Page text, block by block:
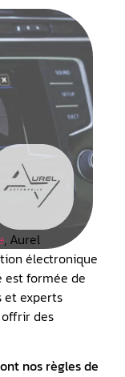
, Aurel
électronique
est formée de
et experts
des
nos règles de